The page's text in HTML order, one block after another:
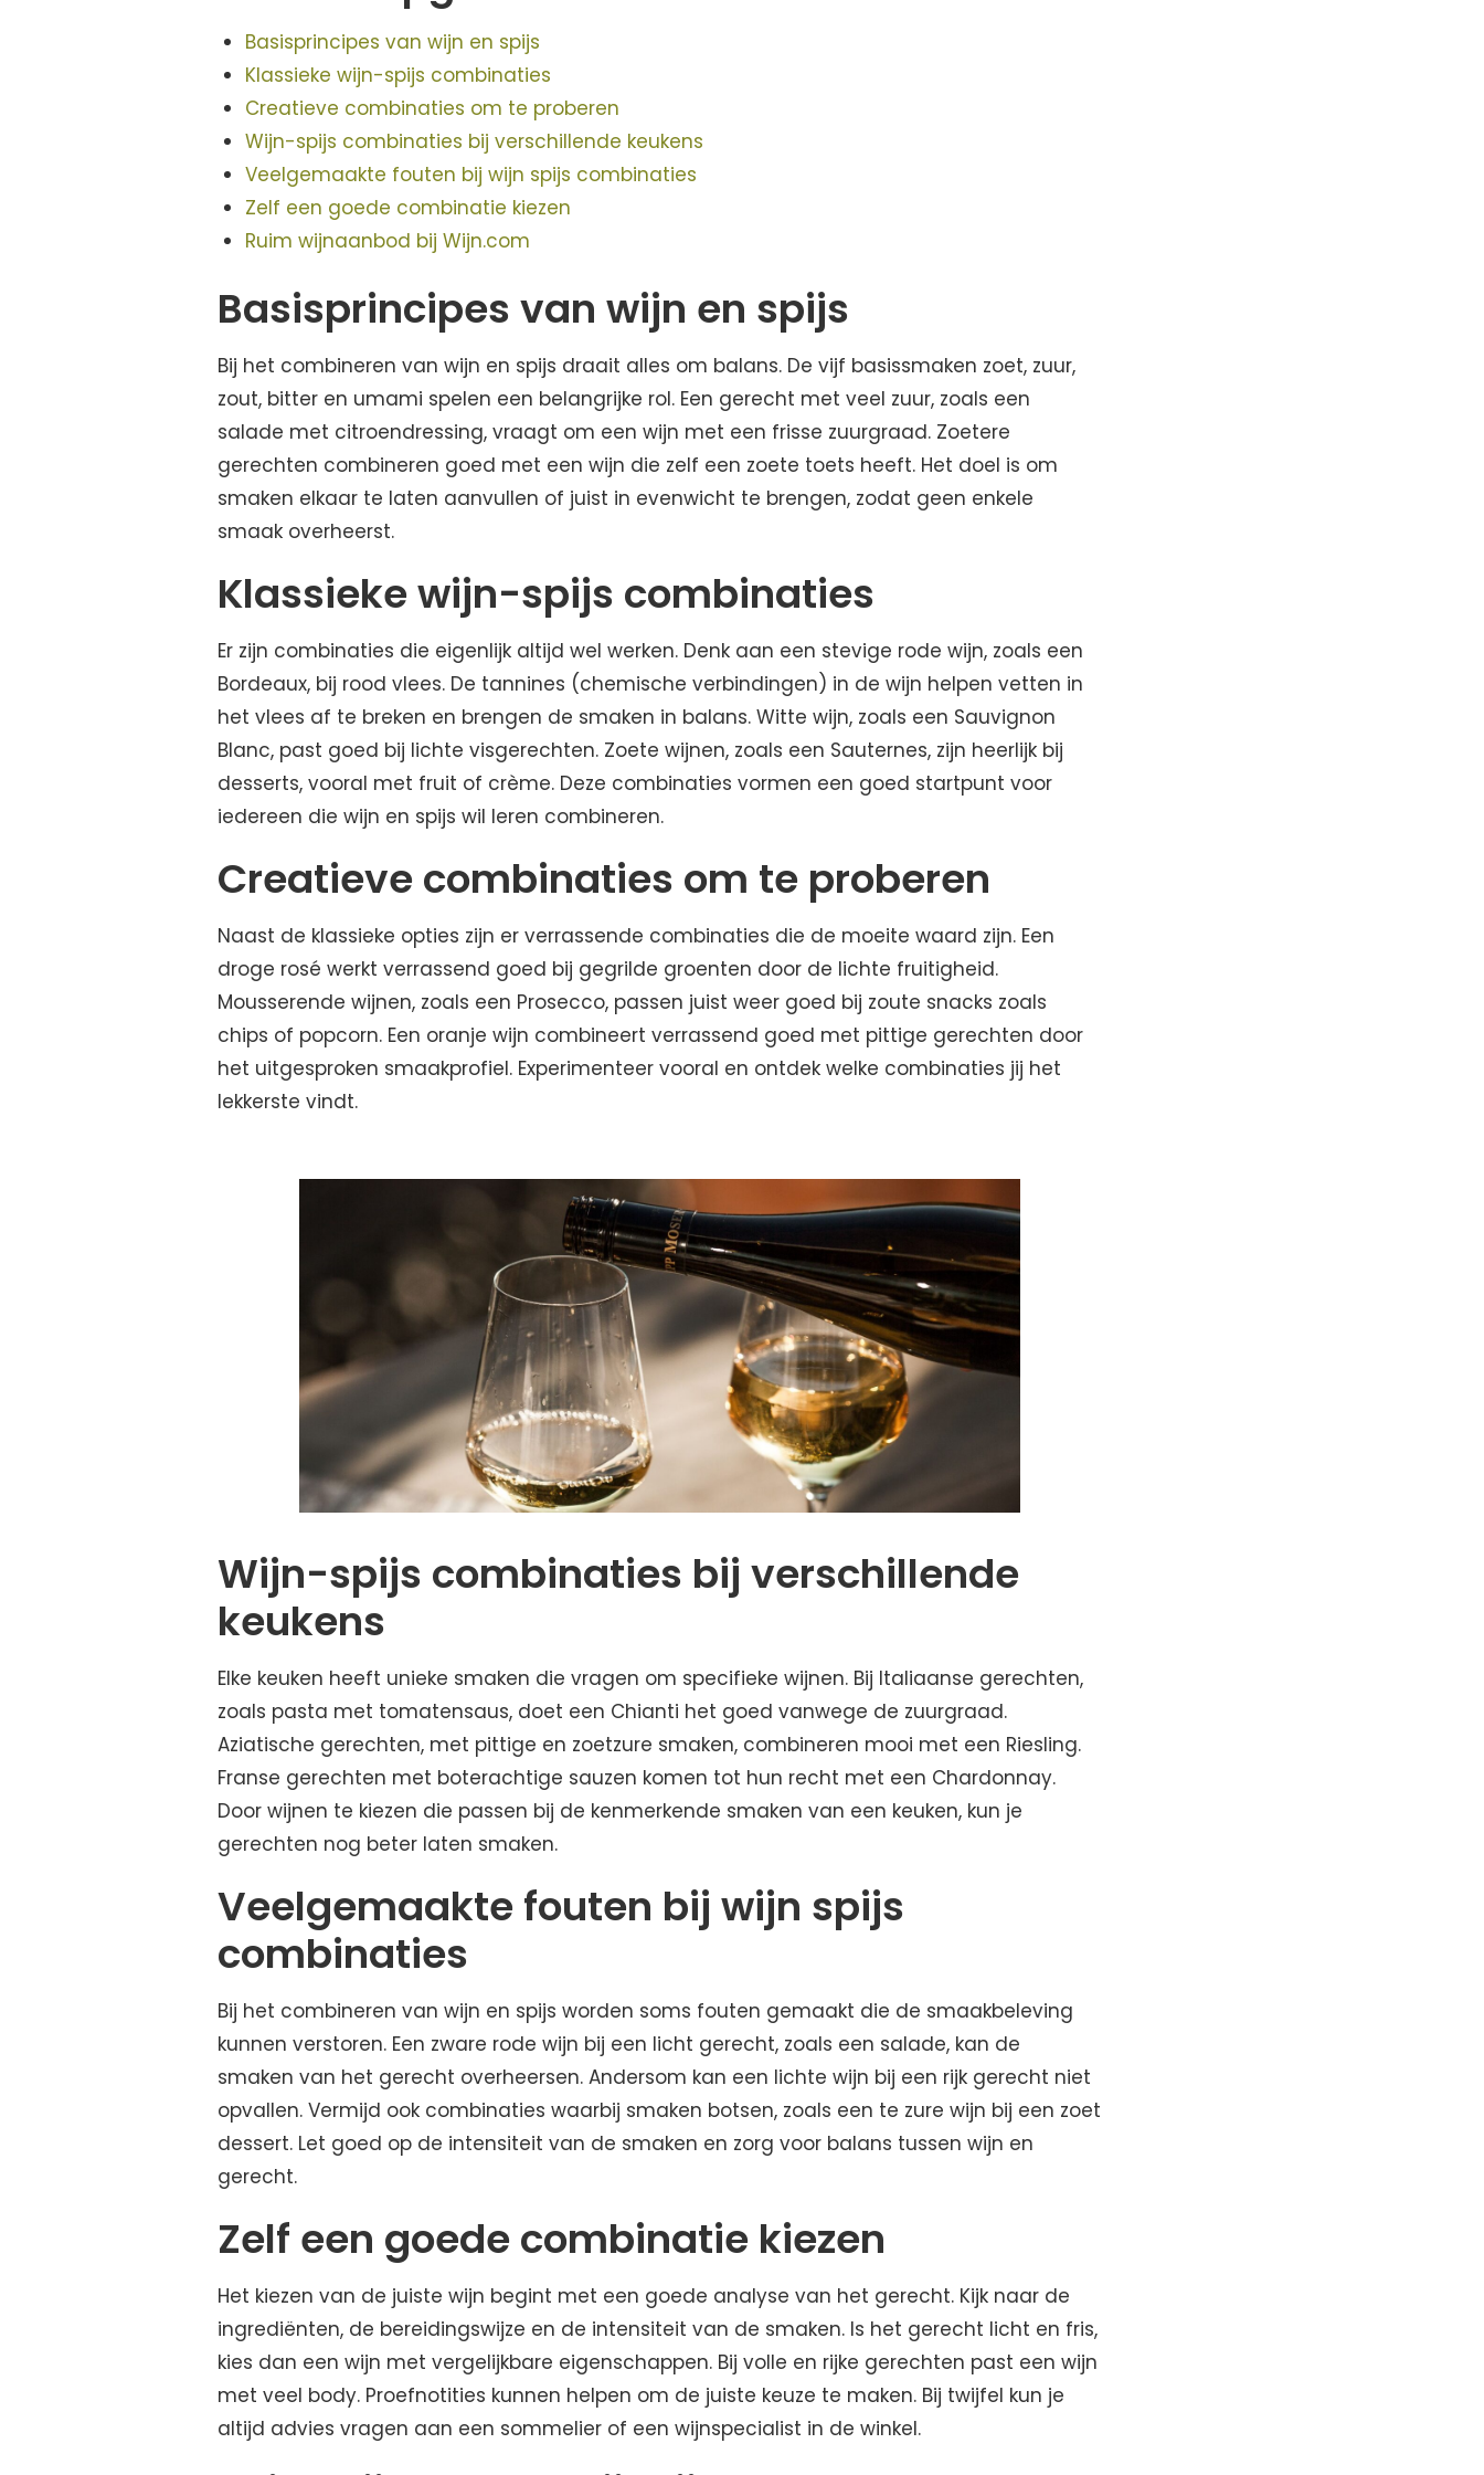
Basisprincipes van wijn en spijs
Klassieke wijn-spijs combinaties
Creatieve combinaties om te proberen
Wijn-spijs combinaties bij verschillende keukens
Veelgemaakte fouten bij wijn spijs combinaties
Zelf een goede combinatie kiezen
Ruim wijnaanbod bij Wijn.com
Basisprincipes van wijn en spijs
Bij het combineren van wijn en spijs draait alles om balans. De vijf basissmaken zoet, zuur,
zout, bitter en umami spelen een belangrijke rol. Een gerecht met veel zuur, zoals een
salade met citroendressing, vraagt om een wijn met een frisse zuurgraad. Zoetere
gerechten combineren goed met een wijn die zelf een zoete toets heeft. Het doel is om
smaken elkaar te laten aanvullen of juist in evenwicht te brengen, zodat geen enkele
smaak overheerst.
Klassieke wijn-spijs combinaties
Er zijn combinaties die eigenlijk altijd wel werken. Denk aan een stevige rode wijn, zoals een
Bordeaux, bij rood vlees. De tannines (chemische verbindingen) in de wijn helpen vetten in
het vlees af te breken en brengen de smaken in balans. Witte wijn, zoals een Sauvignon
Blanc, past goed bij lichte visgerechten. Zoete wijnen, zoals een Sauternes, zijn heerlijk bij
desserts, vooral met fruit of crème. Deze combinaties vormen een goed startpunt voor
iedereen die wijn en spijs wil leren combineren.
Creatieve combinaties om te proberen
Naast de klassieke opties zijn er verrassende combinaties die de moeite waard zijn. Een
droge rosé werkt verrassend goed bij gegrilde groenten door de lichte fruitigheid.
Mousserende wijnen, zoals een Prosecco, passen juist weer goed bij zoute snacks zoals
chips of popcorn. Een oranje wijn combineert verrassend goed met pittige gerechten door
het uitgesproken smaakprofiel. Experimenteer vooral en ontdek welke combinaties jij het
lekkerste vindt.
Wijn-spijs combinaties bij verschillende
keukens
Elke keuken heeft unieke smaken die vragen om specifieke wijnen. Bij Italiaanse gerechten,
zoals pasta met tomatensaus, doet een Chianti het goed vanwege de zuurgraad.
Aziatische gerechten, met pittige en zoetzure smaken, combineren mooi met een Riesling.
Franse gerechten met boterachtige sauzen komen tot hun recht met een Chardonnay.
Door wijnen te kiezen die passen bij de kenmerkende smaken van een keuken, kun je
gerechten nog beter laten smaken.
Veelgemaakte fouten bij wijn spijs
combinaties
Bij het combineren van wijn en spijs worden soms fouten gemaakt die de smaakbeleving
kunnen verstoren. Een zware rode wijn bij een licht gerecht, zoals een salade, kan de
smaken van het gerecht overheersen. Andersom kan een lichte wijn bij een rijk gerecht niet
opvallen. Vermijd ook combinaties waarbij smaken botsen, zoals een te zure wijn bij een zoet
dessert. Let goed op de intensiteit van de smaken en zorg voor balans tussen wijn en
gerecht.
Zelf een goede combinatie kiezen
Het kiezen van de juiste wijn begint met een goede analyse van het gerecht. Kijk naar de
ingrediënten, de bereidingswijze en de intensiteit van de smaken. Is het gerecht licht en fris,
kies dan een wijn met vergelijkbare eigenschappen. Bij volle en rijke gerechten past een wijn
met veel body. Proefnotities kunnen helpen om de juiste keuze te maken. Bij twijfel kun je
altijd advies vragen aan een sommelier of een wijnspecialist in de winkel.